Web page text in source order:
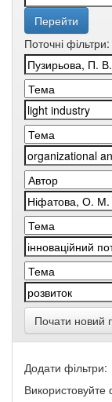
Поточні фільтри:
Почати новий
Додати фільтри:
Використовуйте